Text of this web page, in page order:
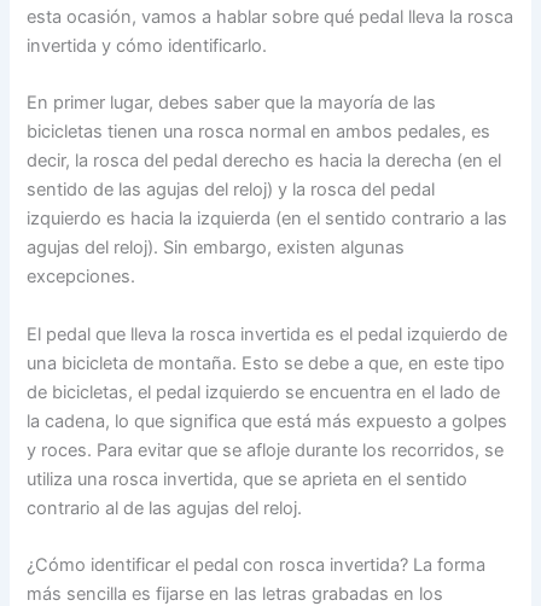
esta ocasión, vamos a hablar sobre qué pedal lleva la rosca
invertida y cómo identificarlo.
En primer lugar, debes saber que la mayoría de las
bicicletas tienen una rosca normal en ambos pedales, es
decir, la rosca del pedal derecho es hacia la derecha (en el
sentido de las agujas del reloj) y la rosca del pedal
izquierdo es hacia la izquierda (en el sentido contrario a las
agujas del reloj). Sin embargo, existen algunas
excepciones.
El pedal que lleva la rosca invertida es el pedal izquierdo de
una bicicleta de montaña. Esto se debe a que, en este tipo
de bicicletas, el pedal izquierdo se encuentra en el lado de
la cadena, lo que significa que está más expuesto a golpes
y roces. Para evitar que se afloje durante los recorridos, se
utiliza una rosca invertida, que se aprieta en el sentido
contrario al de las agujas del reloj.
¿Cómo identificar el pedal con rosca invertida? La forma
más sencilla es fijarse en las letras grabadas en los